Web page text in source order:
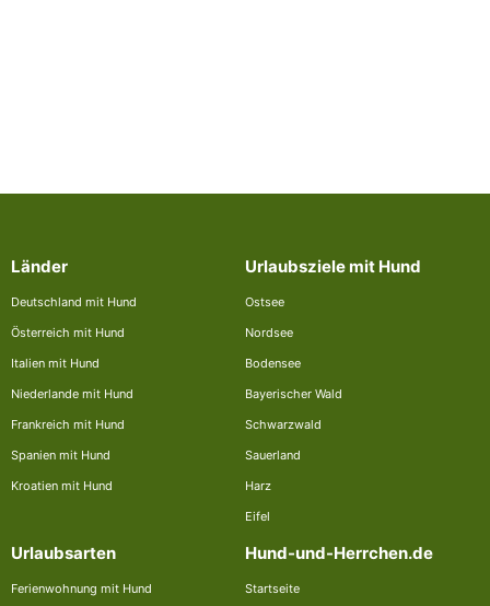
Länder
Deutschland mit Hund
Österreich mit Hund
Italien mit Hund
Niederlande mit Hund
Frankreich mit Hund
Spanien mit Hund
Kroatien mit Hund
Urlaubsziele mit Hund
Ostsee
Nordsee
Bodensee
Bayerischer Wald
Schwarzwald
Sauerland
Harz
Eifel
Urlaubsarten
Ferienwohnung mit Hund
Hund-und-Herrchen.de
Startseite